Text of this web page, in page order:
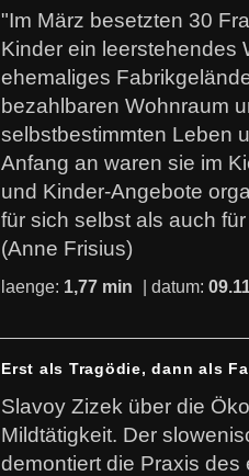
"Im März besetzten 30
Kinder ein leerstehendes
ehemaliges
bezahlbaren Wohnraum
selbstbestimmten Leben
Anfang an waren sie im
und Kinder-Angebote
für sich selbst als auch
(Anne Frisius)
laenge: 1,77 min | datum:
Erst als Tragödie, dann als
Slavoy Zizek über die
Mildtätigkeit. Der
demontiert die Praxis des